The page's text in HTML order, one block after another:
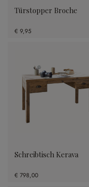
Türstopper Broche
€ 9,95
Schreibtisch Kerava
€ 798,00